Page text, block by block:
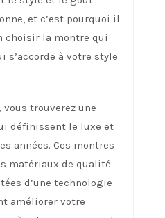
et c’est pourquoi il
choisir la montre qui
s’accorde à votre style
vous trouverez une
définissent le luxe et
années. Ces montres
matériaux de qualité
d’une technologie
améliorer votre